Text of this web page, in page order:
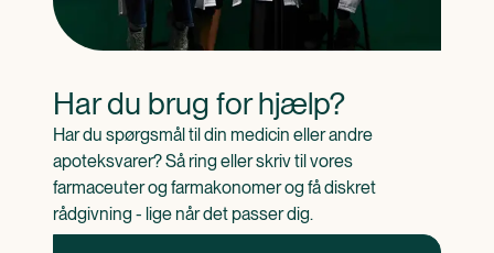
Har du brug for hjælp?
Har du spørgsmål til din medicin eller andre
apoteksvarer? Så ring eller skriv til vores
farmaceuter og farmakonomer og få diskret
rådgivning - lige når det passer dig.